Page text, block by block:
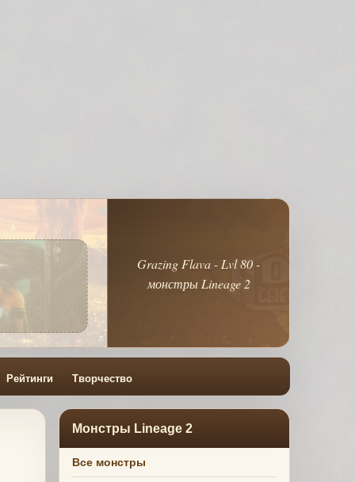
Grazing Flava - Lvl 80 -
монстры Lineage 2
Рейтинги Творчество
Монстры Lineage 2
Все монстры